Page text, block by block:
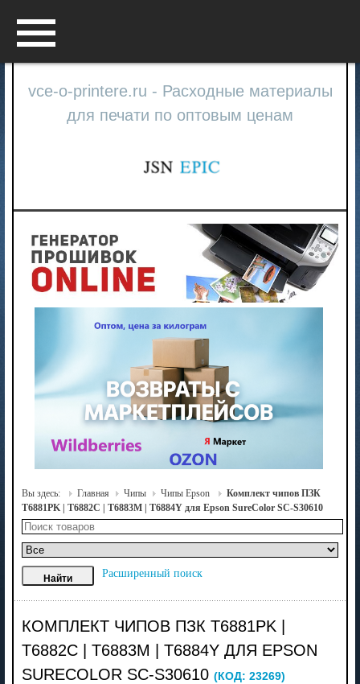
vce-o-printere.ru - Расходные материалы
для печати по оптовым ценам
Вы здесь: Главная Чипы Чипы Epson
Комплект чипов ПЗК
T6881PK | T6882C | T6883M | T6884Y для Epson SureColor SC-S30610
Расширенный поиск
КОМПЛЕКТ ЧИПОВ ПЗК T6881PK |
T6882C | T6883M | T6884Y ДЛЯ EPSON
SURECOLOR SC-S30610 (КОД: 23269)